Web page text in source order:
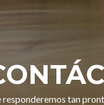
responderemos tan